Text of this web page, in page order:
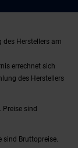
des Herstellers am
errechnet sich
des Herstellers
sind
sind Bruttopreise.